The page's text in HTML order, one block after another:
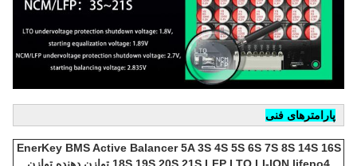
پارامترهای فنی
EnerKey BMS Active Balancer 5A 3S 4S 5S 6S 7S 8S 14S 16S